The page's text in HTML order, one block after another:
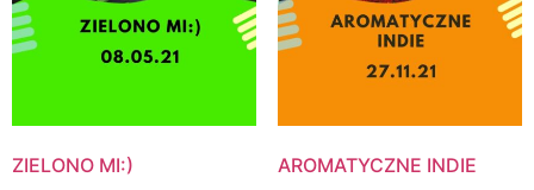
ZIELONO MI:) AROMATYCZNE INDIE